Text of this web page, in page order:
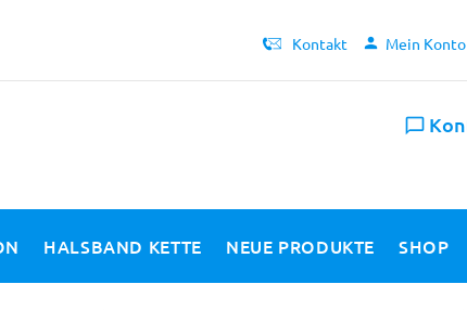
Kontakt Mein Konto
HALSBAND KETTE NEUE PRODUKTE SHOP